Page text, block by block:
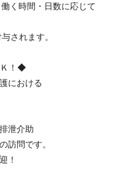
く時間・日数に応じて
されます。
Ｋ！◆
における
泄介助
訪問です。
！